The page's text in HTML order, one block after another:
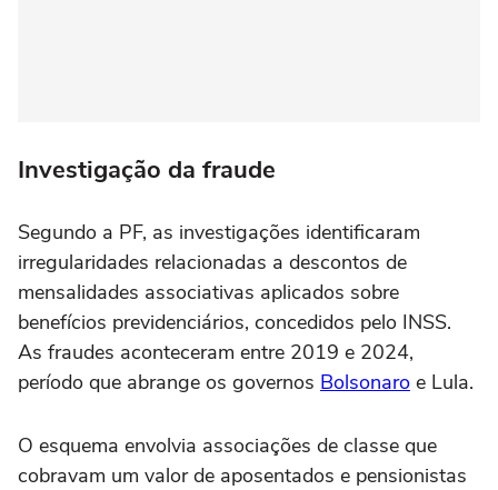
Investigação da fraude
Segundo a PF, as investigações identificaram
irregularidades relacionadas a descontos de
mensalidades associativas aplicados sobre
benefícios previdenciários, concedidos pelo INSS.
As fraudes aconteceram entre 2019 e 2024,
período que abrange os governos Bolsonaro e Lula.
O esquema envolvia associações de classe que
cobravam um valor de aposentados e pensionistas